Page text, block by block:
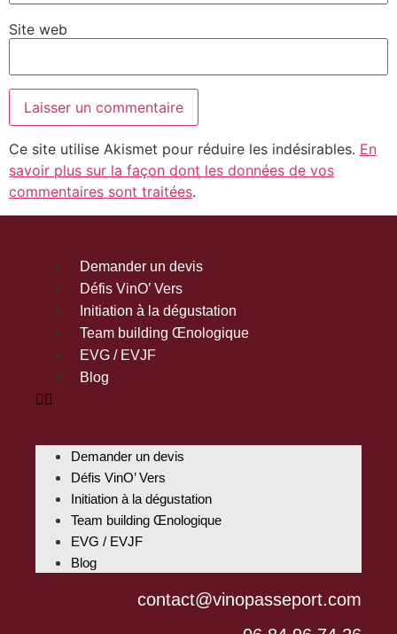
Site web
Ce site utilise Akismet pour réduire les indésirables. En
savoir plus sur la façon dont les données de vos
commentaires sont traitées.
Demander un devis
Défis VinO’ Vers
Initiation à la dégustation
Team building Œnologique
EVG / EVJF
Blog
Demander un devis
Défis VinO’ Vers
Initiation à la dégustation
Team building Œnologique
EVG / EVJF
Blog
contact@vinopasseport.com